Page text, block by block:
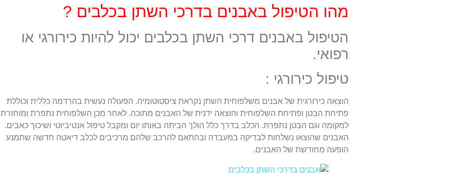
מהו הטיפול באבנים בדרכי השתן בכלבים ?
הטיפול באבנים דרכי השתן בכלבים יכול להיות כירורגי או
רפואי.
טיפול כירורגי :
הוצאה כירורגית של אבנים משלפוחית השתן נקראת ציסטוטומיה. הפעולה נעשית בהרדמה כללית וכוללת
פתיחת הבטן ופתיחת השלפוחית והוצאה ידנית של האבנים מתוכה. לאחר מכן השלפוחית נתפרת ומוחזרת
למקומה וגם הבטן נתפרת. הכלב בדרך כלל הולך הביתה באותו יום ומקבל טיפול אנטיביוטי ושיכוך כאבים.
האבנים שהוצאו נשלחות לבדיקה במעבדה ובהתאם להרכב שלהם מרכיבים לכלב דיאטה חדשה שתמנע
הופעה מחודשת של האבנים.